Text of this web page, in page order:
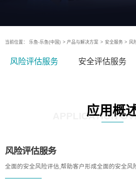
当前位置： 乐鱼-乐鱼(中国) > 产品与解决方案 > 安全服务 > 风
风险评估服务 安全评估服务
应用概
APPLICATION
风险评估服务
全面的安全风险评估,帮助客户形成全面的安全风